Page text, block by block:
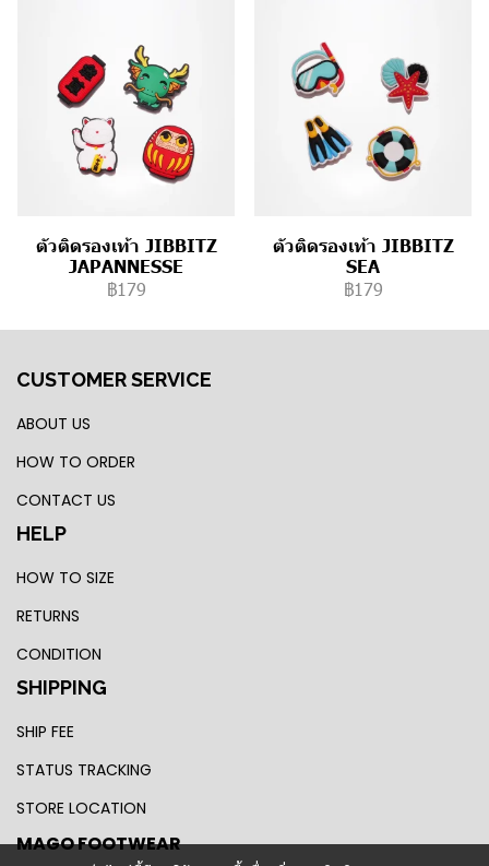
ตัวติดรองเท้า JIBBITZ
JAPANNESSE
฿179
ตัวติดรองเท้า JIBBITZ
SEA
฿179
CUSTOMER SERVICE
ABOUT US
HOW TO ORDER
CONTACT US
HELP
HOW TO SIZE
RETURNS
CONDITION
SHIPPING
SHIP FEE
STATUS TRACKING
STORE LOCATION
MAGO FOOTWEAR